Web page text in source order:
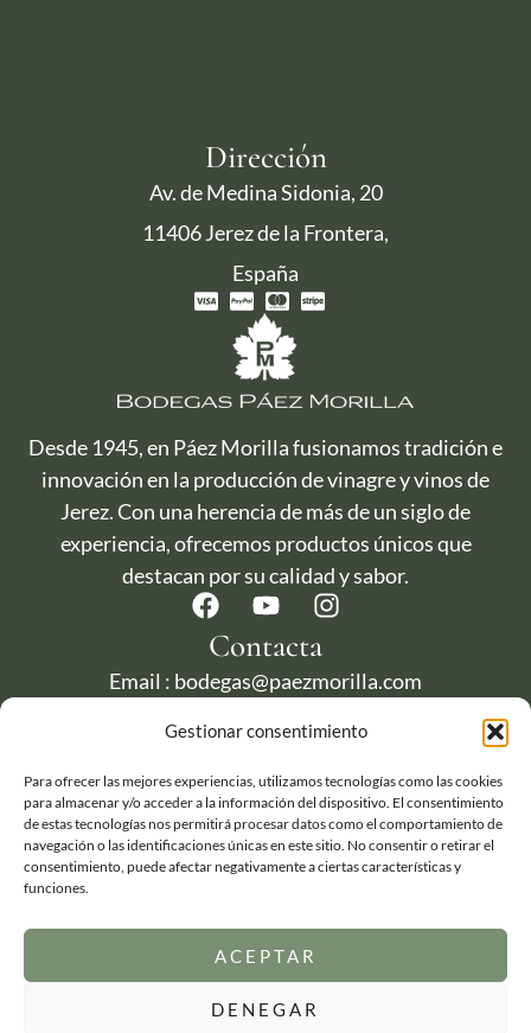
Gestionar consentimiento
Para ofrecer las mejores experiencias, utilizamos tecnologías como las cookies
para almacenar y/o acceder a la información del dispositivo. El consentimiento
de estas tecnologías nos permitirá procesar datos como el comportamiento de
navegación o las identificaciones únicas en este sitio. No consentir o retirar el
consentimiento, puede afectar negativamente a ciertas características y
funciones.
ACEPTAR
DENEGAR
Dirección
Av. de Medina Sidonia, 20
11406 Jerez de la Frontera,
España
Desde 1945, en Páez Morilla fusionamos tradición e
innovación en la producción de vinagre y vinos de
Jerez. Con una herencia de más de un siglo de
experiencia, ofrecemos productos únicos que
destacan por su calidad y sabor.
Contacta
Email : bodegas@paezmorilla.com
Telefono : + 34 956 181 717
Realizado ❤️ por